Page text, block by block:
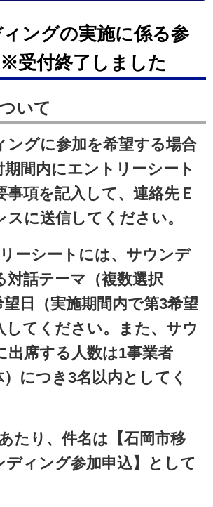
ングの実施に係る参
付終了しました
いて
ングに参加を希望する場合
期間内にエントリーシート
事項を記入して、連絡先Ｅ
スに送信してください。
シートには、サウンデ
対話テーマ（複数選択
日（実施期間内で第3希望
してください。また、サウ
出席する人数は1事業者
）につき3名以内としてく
り、件名は【石岡市移
ディング参加申込】として